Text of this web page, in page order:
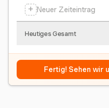
+ Neuer Zeiteintrag
Heutiges Gesamt
Fertig! Sehen wir